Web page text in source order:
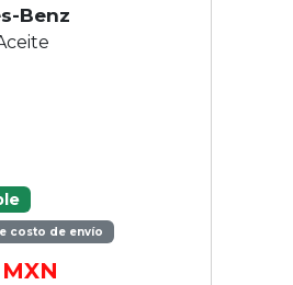
Benz
costo de envío
MXN